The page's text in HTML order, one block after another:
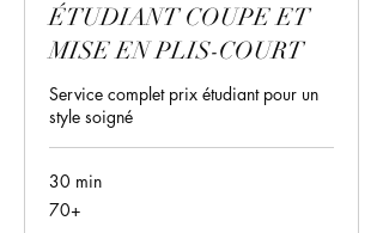
ÉTUDIANT COUPE ET
MISE EN PLIS-COURT
Service complet prix étudiant pour un
style soigné
30 min
70+
70+